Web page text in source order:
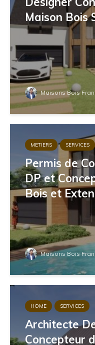
Maison Bois
Maisons Bois
METIERS SERVICES
Permis de
DP et
Bois et
Maisons Bois
HOME SERVICES
Architecte
Concepteur